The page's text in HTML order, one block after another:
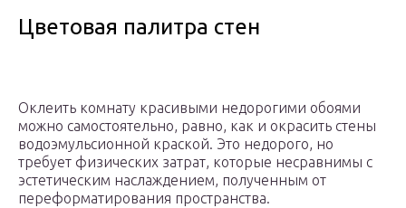
Цветовая палитра стен
Оклеить комнату красивыми недорогими обоями
можно самостоятельно, равно, как и окрасить стены
водоэмульсионной краской. Это недорого, но
требует физических затрат, которые несравнимы с
эстетическим наслаждением, полученным от
переформатирования пространства.